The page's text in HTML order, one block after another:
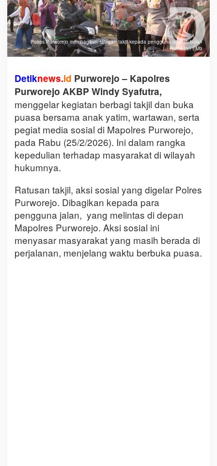
Polres Purworejo membagikan ratusan takjil kepada pengguna jalan di bulan
Ramadan / M9
Detiknews.id Purworejo – Kapolres
Purworejo AKBP Windy Syafutra,
menggelar kegiatan berbagi takjil dan buka
puasa bersama anak yatim, wartawan, serta
pegiat media sosial di Mapolres Purworejo,
pada Rabu (25/2/2026). Ini dalam rangka
kepedulian terhadap masyarakat di wilayah
hukumnya.
Ratusan takjil, aksi sosial yang digelar Polres
Purworejo. Dibagikan kepada para
pengguna jalan, yang melintas di depan
Mapolres Purworejo. Aksi sosial ini
menyasar masyarakat yang masih berada di
perjalanan, menjelang waktu berbuka puasa.